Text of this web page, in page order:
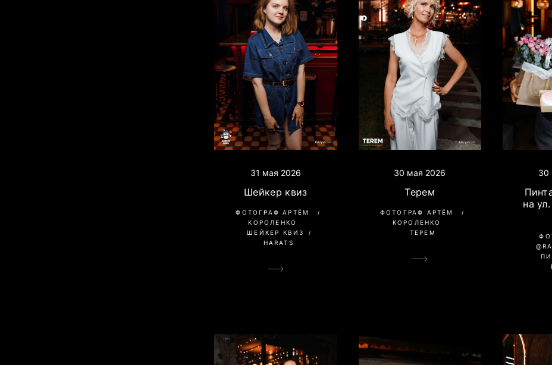
31 мая 2026
Шейкер квиз
ФОТОГРАФ АРТЁМ
КОРОЛЕНКО
ШЕЙКЕР КВИЗ
HARATS
30 мая 2026
Терем
ФОТОГРАФ АРТЁМ
КОРОЛЕНКО
ТЕРЕМ
30
на